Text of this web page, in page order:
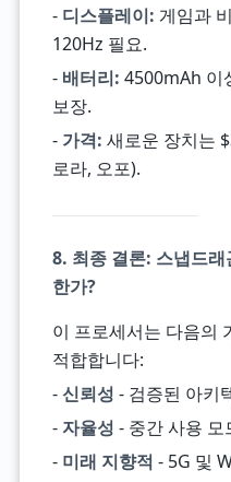
- 디스플레이: 게임과
120Hz 필요.
- 배터리: 4500mAh 이
보장.
- 가격: 새로운 장치는
로라, 오포).
8. 최종 결론: 스냅드
한가?
이 프로세서는 다음의
적합합니다:
-신뢰성 - 검증된 아키
-자율성 - 중간 사용 모
- 미래 지향적 - 5G 및